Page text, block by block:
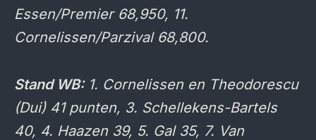
Essen/Premier 68,950, 11.
Cornelissen/Parzival 68,800.
Stand WB:1. Cornelissen en Theodorescu
(Dui) 41 punten, 3. Schellekens-Bartels
40, 4. Haazen 39, 5. Gal 35, 7. Van